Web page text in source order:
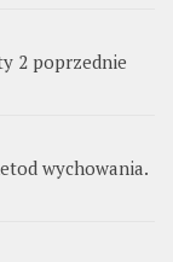
2 poprzednie
wychowania.